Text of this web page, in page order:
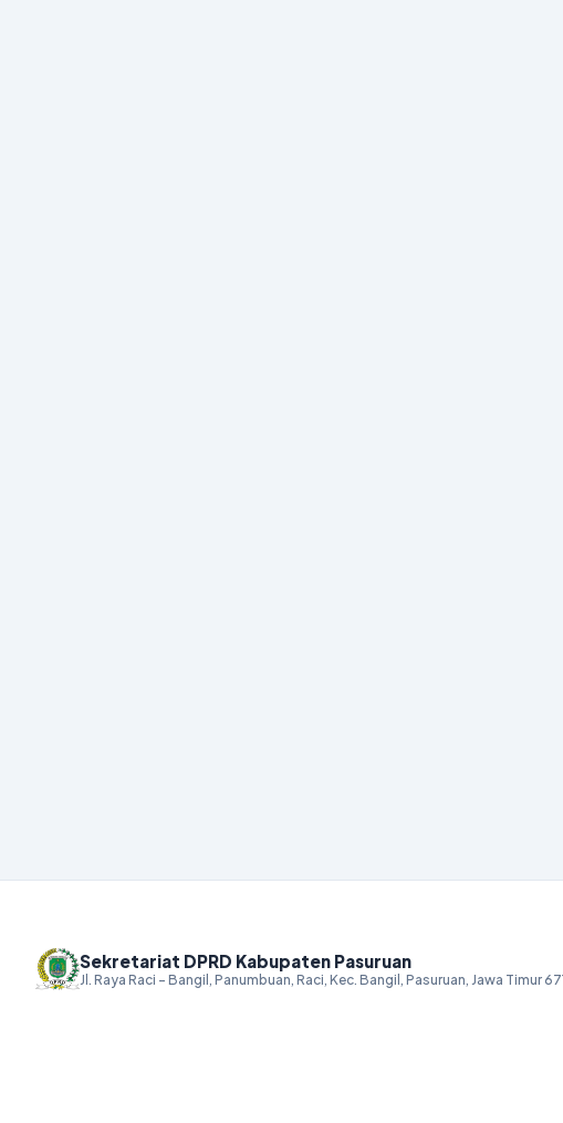
Sekretariat DPRD Kabupaten Pasuruan
Jl. Raya Raci - Bangil, Panumbuan, Raci, Kec. Bangil, Pasuruan, Jawa Timur